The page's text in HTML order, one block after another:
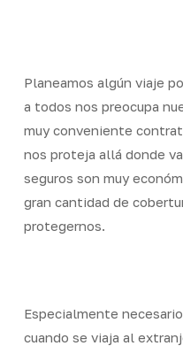
contentPlaneamos algún viaje
a todos nos preocupa
muy conveniente
nos proteja allá donde
seguros son muy
gran cantidad de
protegernos.
Especialmente
cuando se viaja al